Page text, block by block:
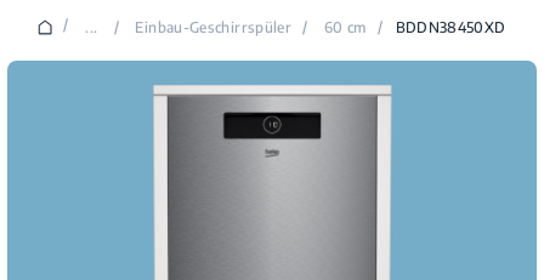
/ ... / Einbau-Geschirrspüler / 60 cm / BDDN38450XD